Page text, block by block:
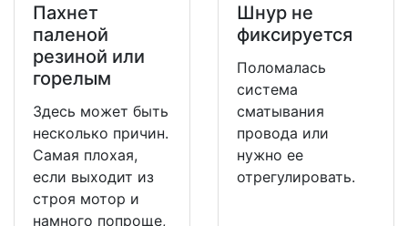
Пахнет
паленой
резиной или
горелым
Здесь может быть
несколько причин.
Самая плохая,
если выходит из
строя мотор и
намного попроще,
Шнур не
фиксируется
Поломалась
система
сматывания
провода или
нужно ее
отрегулировать.